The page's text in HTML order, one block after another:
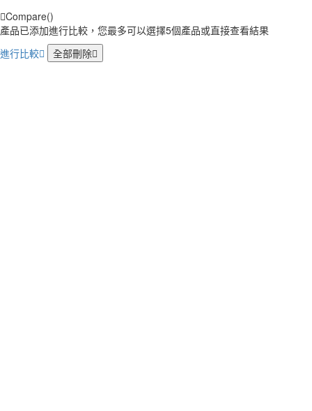
Compare()
產品已添加進行比較，您最多可以選擇5個產品或直接查看結果
進行比較
全部刪除